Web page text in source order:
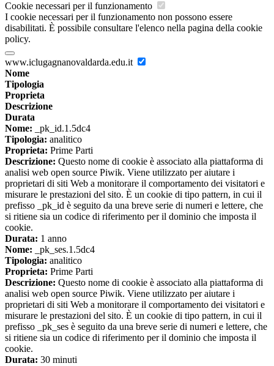
Cookie necessari per il funzionamento
I cookie necessari per il funzionamento non possono essere
disabilitati. È possibile consultare l'elenco nella pagina della cookie
policy.
www.iclugagnanovaldarda.edu.it
Nome
Tipologia
Proprieta
Descrizione
Durata
Nome: _pk_id.1.5dc4
Tipologia: analitico
Proprieta: Prime Parti
Descrizione: Questo nome di cookie è associato alla piattaforma di
analisi web open source Piwik. Viene utilizzato per aiutare i
proprietari di siti Web a monitorare il comportamento dei visitatori e
misurare le prestazioni del sito. È un cookie di tipo pattern, in cui il
prefisso _pk_id è seguito da una breve serie di numeri e lettere, che
si ritiene sia un codice di riferimento per il dominio che imposta il
cookie.
Durata: 1 anno
Nome: _pk_ses.1.5dc4
Tipologia: analitico
Proprieta: Prime Parti
Descrizione: Questo nome di cookie è associato alla piattaforma di
analisi web open source Piwik. Viene utilizzato per aiutare i
proprietari di siti Web a monitorare il comportamento dei visitatori e
misurare le prestazioni del sito. È un cookie di tipo pattern, in cui il
prefisso _pk_ses è seguito da una breve serie di numeri e lettere, che
si ritiene sia un codice di riferimento per il dominio che imposta il
cookie.
Durata: 30 minuti